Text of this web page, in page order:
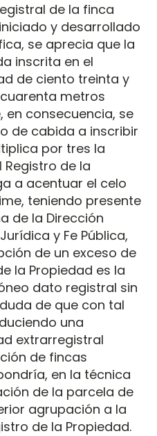
de la finca
y desarrollado
se aprecia que la
inscrita en el
de ciento treinta y
metros
en consecuencia, se
de cabida a inscribir
por tres la
Registro de la
a acentuar el celo
teniendo presente
de la Dirección
y Fe Pública,
de un exceso de
la Propiedad es la
dato registral sin
de que con tal
una
extrarregistral
de fincas
en la técnica
de la parcela de
agrupación a la
de la Propiedad.